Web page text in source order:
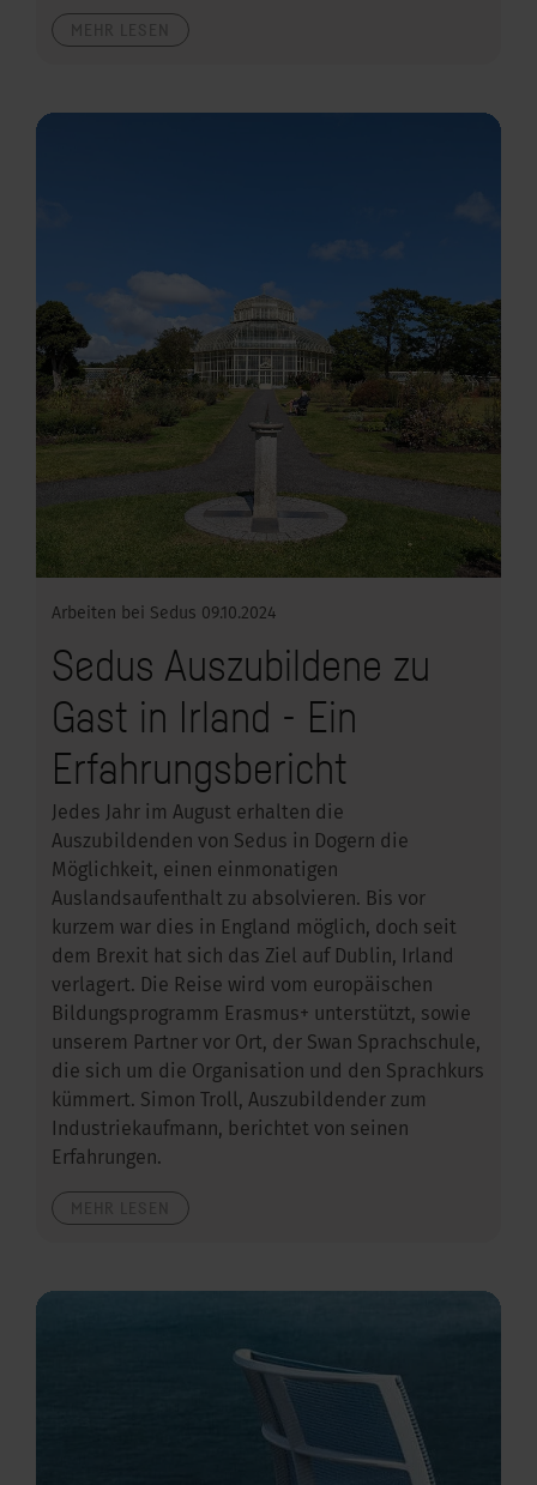
Arbeiten bei Sedus 09.10.2024
Sedus Auszubildene zu
Gast in Irland - Ein
Erfahrungsbericht
Jedes Jahr im August erhalten die
Auszubildenden von Sedus in Dogern die
Möglichkeit, einen einmonatigen
Auslandsaufenthalt zu absolvieren. Bis vor
kurzem war dies in England möglich, doch seit
dem Brexit hat sich das Ziel auf Dublin, Irland
verlagert. Die Reise wird vom europäischen
Bildungsprogramm Erasmus+ unterstützt, sowie
unserem Partner vor Ort, der Swan Sprachschule,
die sich um die Organisation und den Sprachkurs
kümmert. Simon Troll, Auszubildender zum
Industriekaufmann, berichtet von seinen
Erfahrungen.